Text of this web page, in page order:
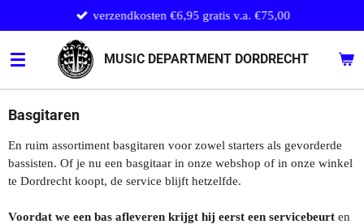
direct
naar
de
hoofdinhoud
MUSIC DEPARTMENT DORDRECHT
verzendkosten €6,95 gratis v.a. €75,00
Basgitaren
En ruim assortiment basgitaren voor zowel starters als gevorderde
bassisten. Of je nu een basgitaar in onze webshop of in onze winkel
te Dordrecht koopt, de service blijft hetzelfde.
Voordat we een bas afleveren krijgt hij eerst een servicebeurt en